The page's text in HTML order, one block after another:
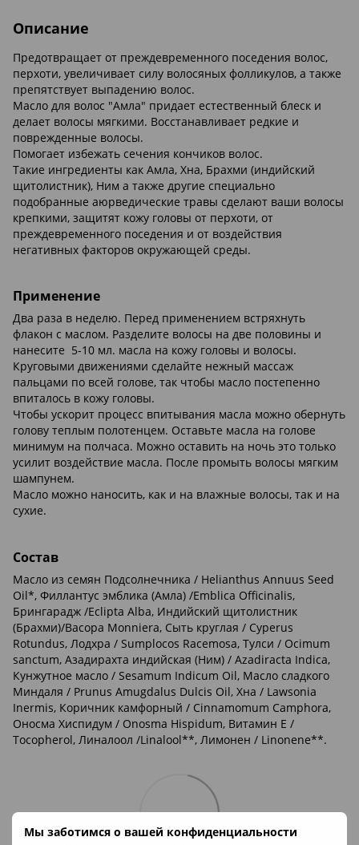
Мы заботимся о вашей конфиденциальности
Описание
Предотвращает от преждевременного поседения волос,
перхоти, увеличивает силу волосяных фолликулов, а также
препятствует выпадению волос.
Масло для волос "Амла" придает естественный блеск и
делает волосы мягкими. Восстанавливает редкие и
поврежденные волосы.
Помогает избежать сечения кончиков волос.
Такие ингредиенты как Амла, Хна, Брахми (индийский
щитолистник), Ним а также другие специально
подобранные аюрведические травы сделают ваши волосы
крепкими, защитят кожу головы от перхоти, от
преждевременного поседения и от воздействия
негативных факторов окружающей среды.
Применение
Два раза в неделю. Перед применением встряхнуть
флакон с маслом. Разделите волосы на две половины и
нанесите 5-10 мл. масла на кожу головы и волосы.
Круговыми движениями сделайте нежный массаж
пальцами по всей голове, так чтобы масло постепенно
впиталось в кожу головы.
Чтобы ускорит процесс впитывания масла можно обернуть
голову теплым полотенцем. Оставьте масла на голове
минимум на полчаса. Можно оставить на ночь это только
усилит воздействие масла. После промыть волосы мягким
шампунем.
Масло можно наносить, как и на влажные волосы, так и на
сухие.
Состав
Масло из семян Подсолнечника / Helianthus Annuus Seed
Oil*, Филлантус эмблика (Амла) /Emblica Officinalis,
Брингарадж /Еclipta Alba, Индийский щитолистник
(Брахми)/Bacopa Monniera, Сыть круглая / Cyperus
Rotundus, Лодхра / Sumplocos Racemosa, Тулси / Ocimum
sanctum, Азадирахта индийская (Ним) / Azadiracta Indica,
Кунжутное масло / Sesamum Indicum Oil, Масло сладкого
Миндаля / Prunus Amugdalus Dulcis Oil, Хна / Lawsonia
Inermis, Коричник камфорный / Cinnamomum Camphora,
Оносма Хиспидум / Onosma Hispidum, Витамин Е /
Tocopherol, Линалоол /Linalool**, Лимонен / Linonene**.